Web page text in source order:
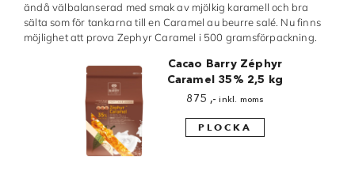
Pralinformar
Överföringsark
Övriga råvaror
ändå välbalanserad med smak av mjölkig karamell och bra
sälta som för tankarna till en Caramel au beurre salé. Nu finns
möjlighet att prova Zephyr Caramel i 500 gramsförpackning.
Cacao Barry Zéphyr
Caramel 35% 2,5 kg
875 ,- inkl. moms
PLOCKA